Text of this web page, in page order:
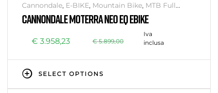
Cannondale, E-BIKE, Mountain Bike, MTB Full
Suspension
CANNONDALE MOTERRA NEO EQ EBIKE
€5.899,00
€ 3.958,23
Iva
inclusa
SELECT OPTIONS